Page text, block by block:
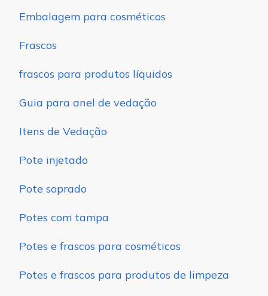
Embalagem para cosméticos
Frascos
frascos para produtos líquidos
Guia para anel de vedação
Itens de Vedação
Pote injetado
Pote soprado
Potes com tampa
Potes e frascos para cosméticos
Potes e frascos para produtos de limpeza